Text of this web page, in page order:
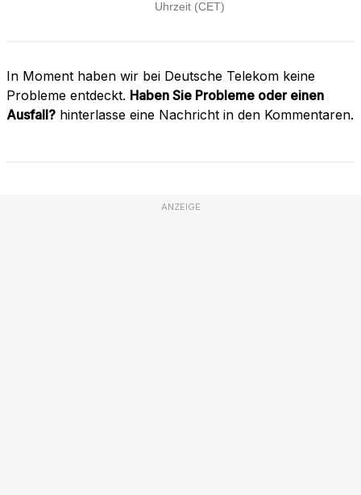
In Moment haben wir bei Deutsche Telekom keine
Probleme entdeckt. Haben Sie Probleme oder einen
Ausfall? hinterlasse eine Nachricht in den Kommentaren.
ANZEIGE